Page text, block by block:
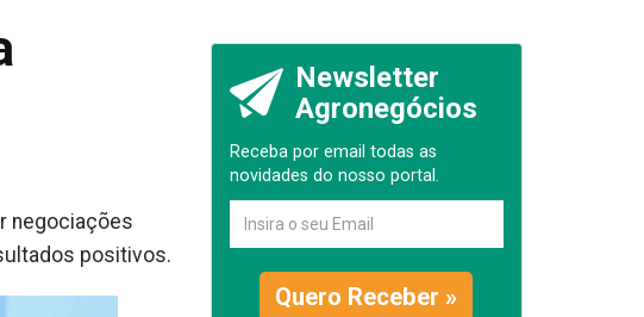
negociações
positivos.
Newsletter
Agronegócios
Receba por email todas as
novidades do nosso portal.
Quero Receber »